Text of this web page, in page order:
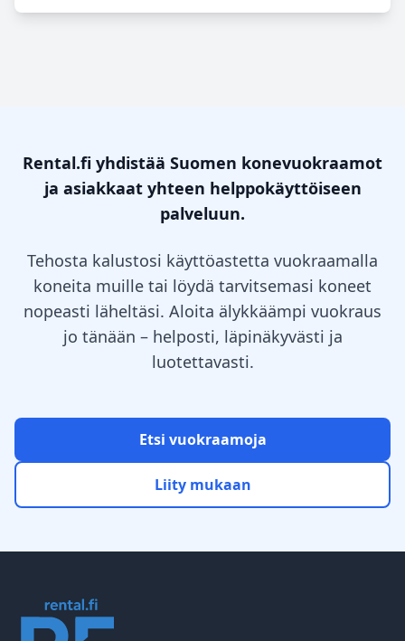
Rental.fi yhdistää Suomen konevuokraamot
ja asiakkaat yhteen helppokäyttöiseen
palveluun.
Tehosta kalustosi käyttöastetta vuokraamalla
koneita muille tai löydä tarvitsemasi koneet
nopeasti läheltäsi. Aloita älykkäämpi vuokraus
jo tänään – helposti, läpinäkyvästi ja
luotettavasti.
Etsi vuokraamoja
Liity mukaan